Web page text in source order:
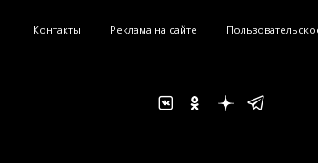
Контакты Реклама на сайте